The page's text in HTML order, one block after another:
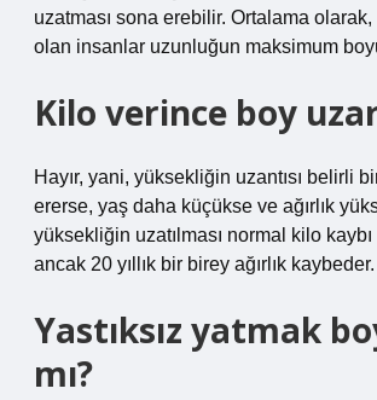
uzatması sona erebilir. Ortalama olarak,
olan insanlar uzunluğun maksimum
Kilo verince boy
Hayır, yani, yüksekliğin uzantısı belirli
ererse, yaş daha küçükse ve ağırlık
yüksekliğin uzatılması normal kilo
ancak 20 yıllık bir birey ağırlık kaybeder.
Yastıksız yatmak
mı?